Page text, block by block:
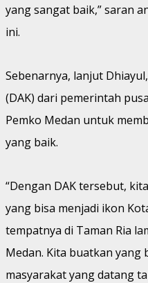
yang sangat baik,” saran
ini.
Sebenarnya, lanjut
(DAK) dari pemerintah
Pemko Medan untuk
yang baik.
“Dengan DAK tersebut,
yang bisa menjadi ikon
tempatnya di Taman Ria
Medan. Kita buatkan yang
masyarakat yang datang